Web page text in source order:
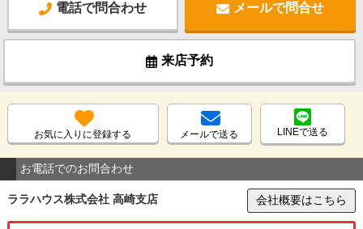
電話で問合わせ メールで問合せ
来店予約
お気に入りに登録する メールで送る LINEで送る
お電話でのお問合わせ
ララハウス株式会社 高崎支店 会社概要はこちら